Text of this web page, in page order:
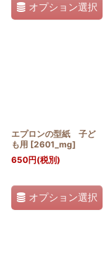
オプション選択
エプロンの型紙 子ど
も用 [2601_mg]
650円(税別)
オプション選択